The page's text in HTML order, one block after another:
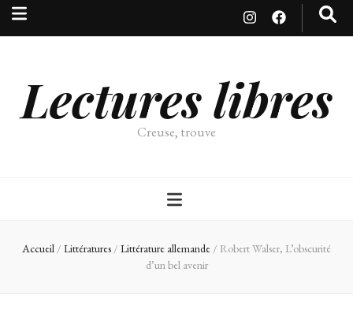
Lectures libres
Creuse, trouve
Accueil / Littératures / Littérature allemande / Robert Walser, L’obscurité
d’un bel avenir